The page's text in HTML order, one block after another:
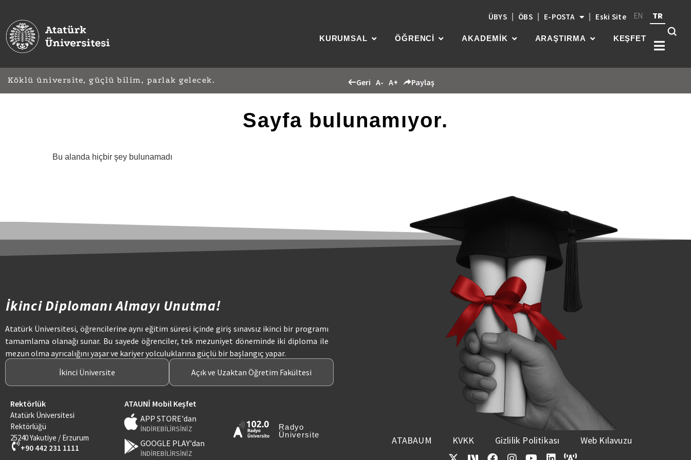
ÜBYS ÖBS E-POSTA Eski Site EN TR
KURUMSAL ÖĞRENCİ AKADEMİK ARAŞTIRMA KEŞFET
Köklü üniversite, güçlü bilim, parlak gelecek. Geri A- A+ Paylaş
Sayfa bulunamıyor.
Bu alanda hiçbir şey bulunamadı
İkinci Diplomanı Almayı Unutma!
Atatürk Üniversitesi, öğrencilerine aynı eğitim süresi içinde giriş sınavsız ikinci bir programı
tamamlama olanağı sunar. Bu sayede öğrenciler, tek mezuniyet döneminde iki diploma ile
mezun olma ayrıcalığını yaşar ve kariyer yolculuklarına güçlü bir başlangıç yapar.
İkinci Üniversite
Açık ve Uzaktan Öğretim Fakültesi
Rektörlük
Atatürk Üniversitesi
Rektörlüğü
25240 Yakutiye / Erzurum
+90 442 231 1111
ATAUNİ Mobil Keşfet
APP STORE'dan
İNDİREBİLİRSİNİZ
GOOGLE PLAY'dan
İNDİREBİLİRSİNİZ
Radyo
Üniversite
ATABAUM KVKK Gizlilik Politikası Web Kılavuzu